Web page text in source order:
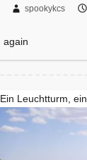
spookykcs
again
Ein Leuchtturm,